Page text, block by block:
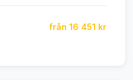
från 16 451 kr